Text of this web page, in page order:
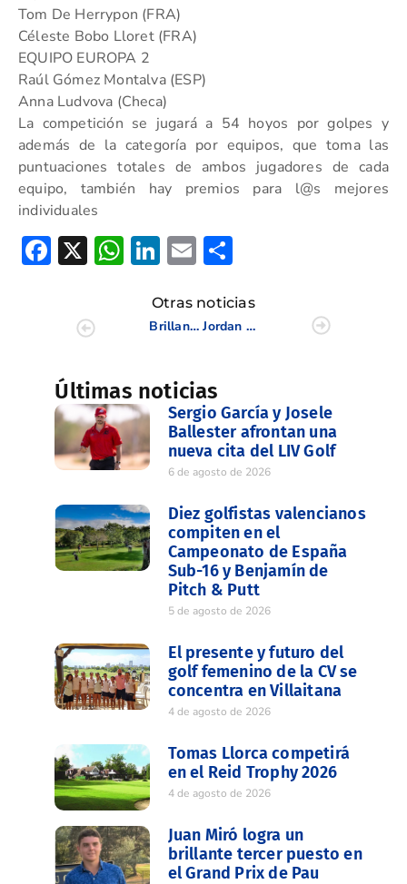
Tom De Herrypon (FRA)
Céleste Bobo Lloret (FRA)
EQUIPO EUROPA 2
Raúl Gómez Montalva (ESP)
Anna Ludvova (Checa)
La competición se jugará a 54 hoyos por golpes y
además de la categoría por equipos, que toma las
puntuaciones totales de ambos jugadores de cada
equipo, también hay premios para l@s mejores
individuales
Facebook
X WhatsApp
LinkedIn
Email
Otras noticias
Brillante cierre final del Circuito de Campos 9 Hoyos Executive y del Circuito de 5 Categoría
Jordan Gibb y Mario Pascual mandan en Alenda
Últimas noticias
Sergio García y Josele
Ballester afrontan una
nueva cita del LIV Golf
6 de agosto de 2026
Diez golfistas valencianos
compiten en el
Campeonato de España
Sub-16 y Benjamín de
Pitch & Putt
5 de agosto de 2026
El presente y futuro del
golf femenino de la CV se
concentra en Villaitana
4 de agosto de 2026
Tomas Llorca competirá
en el Reid Trophy 2026
4 de agosto de 2026
Juan Miró logra un
brillante tercer puesto en
el Grand Prix de Pau